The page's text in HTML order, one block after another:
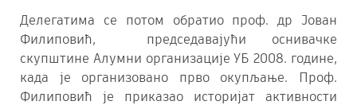
Делегатима се потом обратио проф. др Јован
Филиповић, председавајући оснивачке
скупштине Алумни организације УБ 2008. године,
када је организовано прво окупљање. Проф.
Филиповић је приказао историјат активности